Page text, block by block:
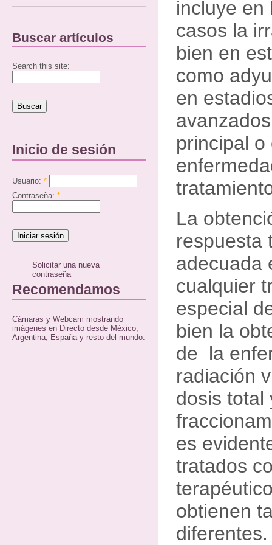
Buscar artículos
Search this site:
Inicio de sesión
Usuario: *
Contraseña: *
Solicitar una nueva
contraseña
Recomendamos
Cámaras y Webcam mostrando
imágenes en Directo desde México,
Argentina, España y resto del mundo.
incluye en
casos la
bien en
como
en
principal o
La
respuesta
adecuada
cualquier
especial
bien la
de la
radiación
dosis total
es
tratados
obtienen
diferentes.